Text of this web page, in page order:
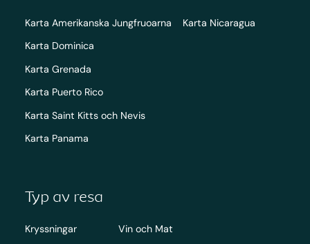
Karta Amerikanska Jungfruoarna
Karta Dominica
Karta Grenada
Karta Puerto Rico
Karta Saint Kitts och Nevis
Karta Panama
Karta Nicaragua
Typ av resa
Kryssningar
Vin och Mat